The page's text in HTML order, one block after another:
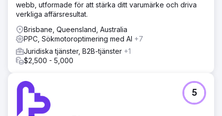
webb, utformade för att stärka ditt varumärke och driva
verkliga affärsresultat.
Brisbane, Queensland, Australia
PPC, Sökmotoroptimering med AI +7
Juridiska tjänster, B2B-tjänster +1
$2,500 - 5,000
5